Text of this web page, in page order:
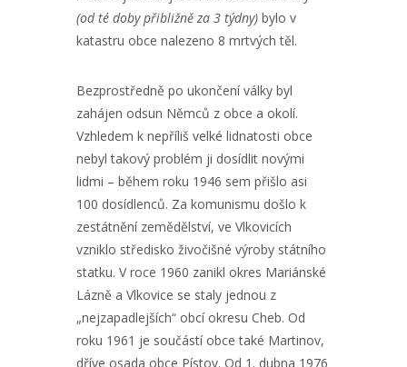
(od té doby přibližně za 3 týdny) bylo v
katastru obce nalezeno 8 mrtvých těl.
Bezprostředně po ukončení války byl
zahájen odsun Němců z obce a okolí.
Vzhledem k nepříliš velké lidnatosti obce
nebyl takový problém ji dosídlit novými
lidmi – během roku 1946 sem přišlo asi
100 dosídlenců. Za komunismu došlo k
zestátnění zemědělství, ve Vlkovicích
vzniklo středisko živočišné výroby státního
statku. V roce 1960 zanikl okres Mariánské
Lázně a Vlkovice se staly jednou z
„nejzapadlejších“ obcí okresu Cheb. Od
roku 1961 je součástí obce také Martinov,
dříve osada obce Pístov. Od 1. dubna 1976